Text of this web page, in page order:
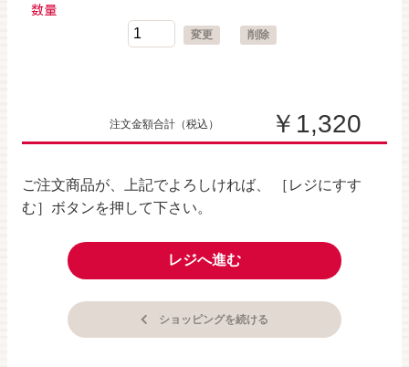
数量
変更
削除
注文金額合計 （税込） ￥1,320
ご注文商品が、上記でよろしければ、 ［レジにすす
む］ボタンを押して下さい。
ショッピングを続ける
レジへ進む